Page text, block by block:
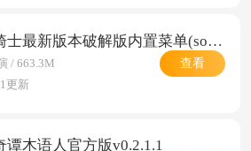
元气骑士最新版本破解版内置菜单(soul knight)v8.3.0 中文版
/ 663.3M
更新
查看
谭木语人官方版v0.2.1.1